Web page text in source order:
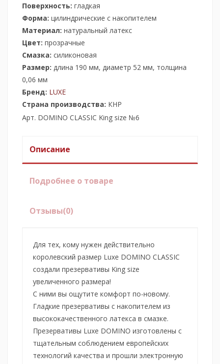
Поверхность: гладкая
Форма: цилиндрические с накопителем
Материал: натуральный латекс
Цвет: прозрачные
Смазка: силиконовая
Размер: длина 190 мм, диаметр 52 мм, толщина
0,06 мм
Бренд: LUXE
Страна производства: КНР
Арт. DOMINO CLASSIC King size №6
Описание
Подробнее о товаре
Отзывы(0)
Для тех, кому нужен действительно
королевский размер Luxe DOMINO CLASSIC
создали презервативы King size
увеличенного размера!
С ними вы ощутите комфорт по-новому.
Гладкие презервативы с накопителем из
высококачественного латекса в смазке.
Презервативы Luxe DOMINO изготовлены с
тщательным соблюдением европейских
технологий качества и прошли электронную